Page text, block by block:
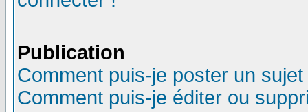
Publication
Comment puis-je poster un
Comment puis-je éditer ou